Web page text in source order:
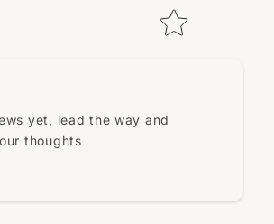
yet, lead the way and
thoughts